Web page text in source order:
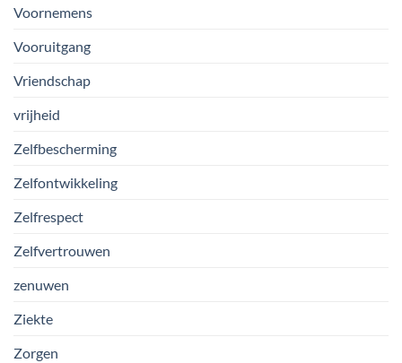
Voornemens
Vooruitgang
Vriendschap
vrijheid
Zelfbescherming
Zelfontwikkeling
Zelfrespect
Zelfvertrouwen
zenuwen
Ziekte
Zorgen